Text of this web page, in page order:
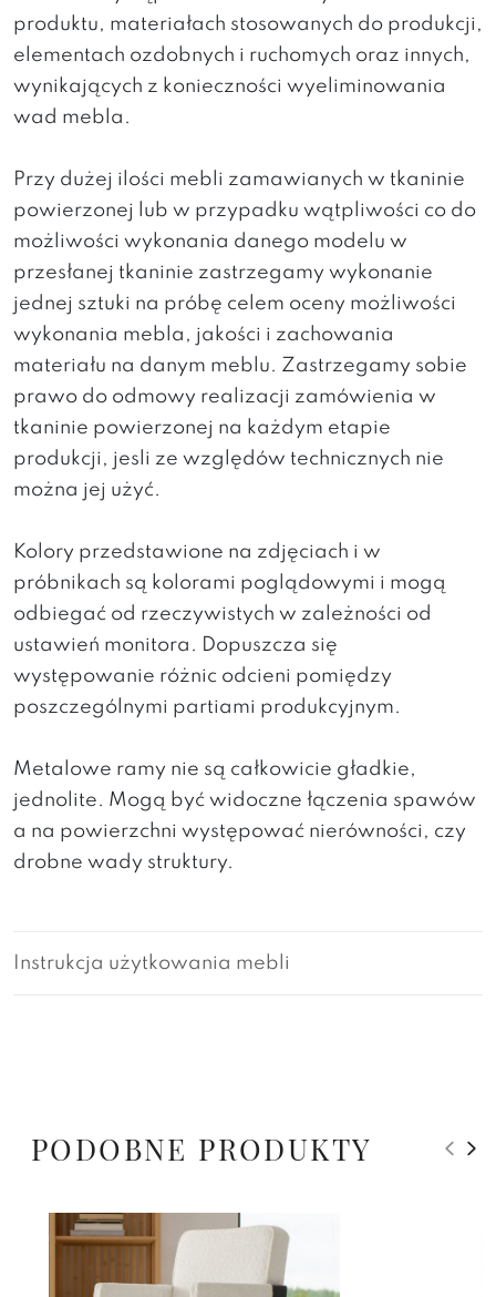
produktu, materiałach stosowanych do produkcji,
elementach ozdobnych i ruchomych oraz innych,
wynikających z konieczności wyeliminowania
wad mebla.
Przy dużej ilości mebli zamawianych w tkaninie
powierzonej lub w przypadku wątpliwości co do
możliwości wykonania danego modelu w
przesłanej tkaninie zastrzegamy wykonanie
jednej sztuki na próbę celem oceny możliwości
wykonania mebla, jakości i zachowania
materiału na danym meblu. Zastrzegamy sobie
prawo do odmowy realizacji zamówienia w
tkaninie powierzonej na każdym etapie
produkcji, jesli ze względów technicznych nie
można jej użyć.
Kolory przedstawione na zdjęciach i w
próbnikach są kolorami poglądowymi i mogą
odbiegać od rzeczywistych w zależności od
ustawień monitora. Dopuszcza się
występowanie różnic odcieni pomiędzy
poszczególnymi partiami produkcyjnym.
Metalowe ramy nie są całkowicie gładkie,
jednolite. Mogą być widoczne łączenia spawów
a na powierzchni występować nierówności, czy
drobne wady struktury.
Instrukcja użytkowania mebli
PODOBNE PRODUKTY